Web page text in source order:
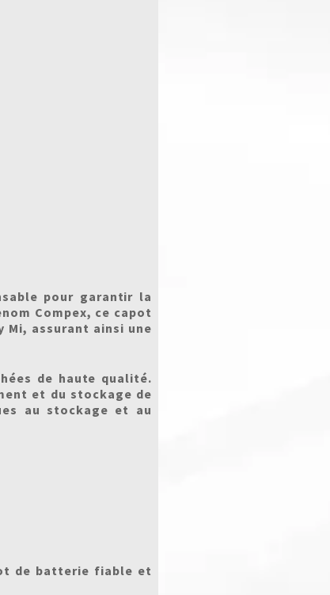
pour garantir la
Compex, ce capot
Mi, assurant ainsi une
de haute qualité.
et du stockage de
au stockage et au
de batterie fiable et